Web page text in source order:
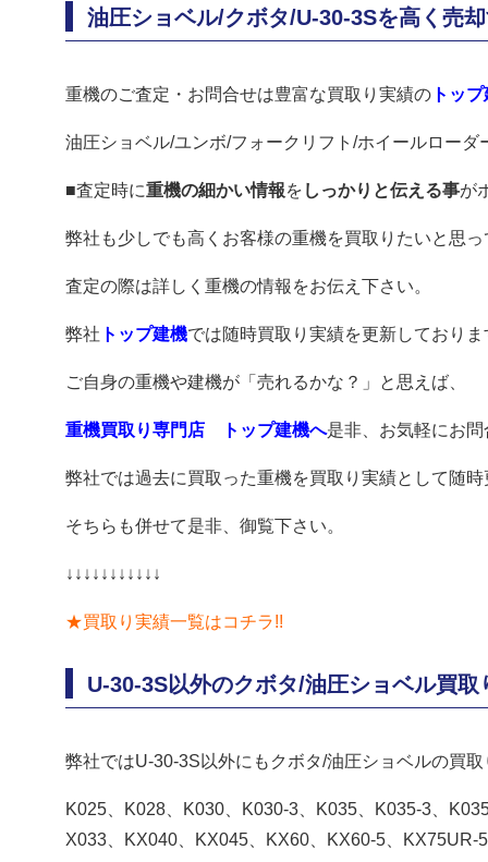
油圧ショベル/クボタ/U-30-3Sを高く売
重機のご査定・お問合せは豊富な買取り実績の トッ
油圧ショベル/ユンボ/フォークリフト/ホイールロー
■査定時に重機の細かい情報を しっかりと伝える事が
弊社も少しでも高くお客様の重機を買取りたいと思
査定の際は詳しく重機の情報をお伝え下さい。
弊社 トップ建機では随時買取り実績を更新しており
ご自身の重機や建機が「売れるかな？」と思えば、
重機買取り専門店 トップ建機へ是非、お気軽にお
弊社では過去に買取った重機を買取り実績として随
そちらも併せて是非、御覧下さい。
↓↓↓↓↓↓↓↓↓↓↓
★買取り実績一覧はコチラ!!
U-30-3S以外のクボタ/油圧ショベル買取
弊社ではU-30-3S以外にもクボタ/油圧ショベルの買
K025、K028、K030、K030-3、K035、K035-3、
X033、KX040、KX045、KX60、KX60-5、